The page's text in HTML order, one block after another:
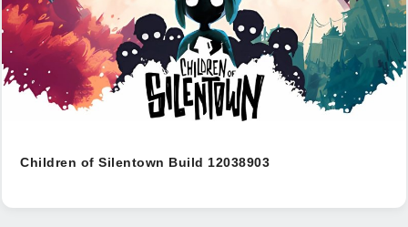
Children of Silentown Build 12038903